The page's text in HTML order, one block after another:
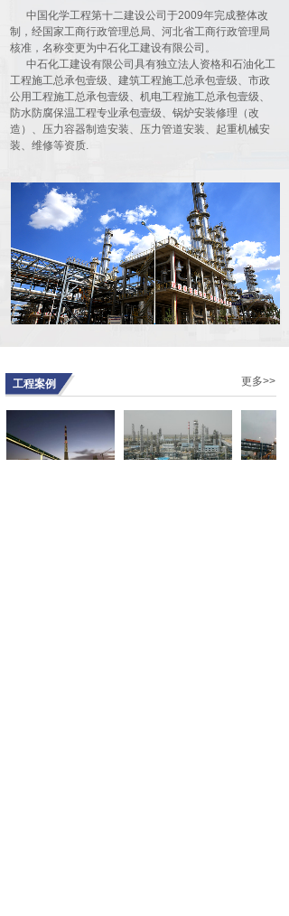
4月8日，公司四届五次股东代表大会
在河北宾馆豪廷会议厅隆重召开。90
余名代表......
公司召开四届四次股东代表大会
10843
5月27日，公司四届四次股东代表大
会在河北宾馆豪廷会议厅隆重召开。
90余名代......
及验收规范》发布实施
10168
根据工业和信息化部第三批行业标准
制修订计划的安排，由中石化工建设
有限公司联合......
德国总理视察我公司承建的伟巴斯特
武汉新工厂
13154
2019年9月7日，德国总理默克尔携德
我公司......
上半年工作，安排下半年工作。公司
工会委员......
中国化学工程第十二建设公司于2009年完成整体改
制，经国家工商行政管理总局、河北省工商行政管理局
核准，名称变更为中石化工建设有限公司。
中石化工建设有限公司具有独立法人资格和石油化工
工程施工总承包壹级、建筑工程施工总承包壹级、市政
公用工程施工总承包壹级、机电工程施工总承包壹级、
防水防腐保温工程专业承包壹级、锅炉安装修理（改
造）、压力容器制造安装、压力管道安装、起重机械安
装、维修等资质.
更多>>
工程案例